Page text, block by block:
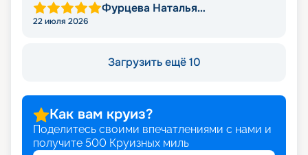
Фурцева Наталья
22 июля 2026
Загрузить ещё 10
Как вам круиз?
Поделитесь своими впечатлениями с нами и
получите 500 Круизных миль